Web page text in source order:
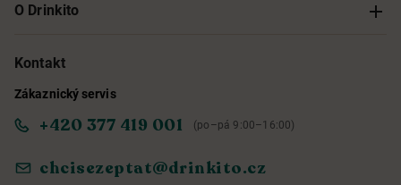
Sledování objednávky
Obchodní podmínky
Ochrana osobních údajů
Reklamace a vrácení
O Drinkito
O nás
Informace o přístupnosti služby
Kontakt
Zákaznický servis
+420 377 419 001 (po–pá 9:00–16:00)
chcisezeptat@drinkito.cz